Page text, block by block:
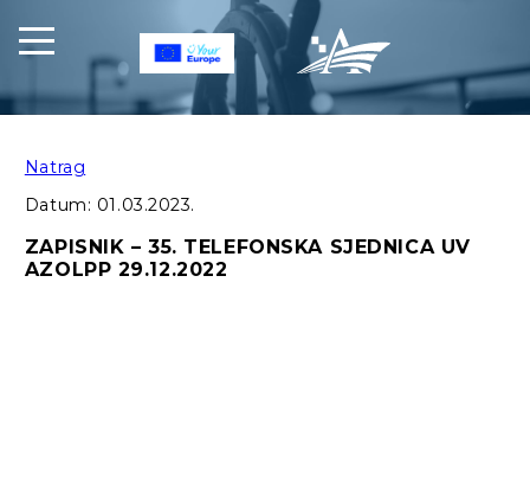
Natrag
Datum: 01.03.2023.
ZAPISNIK – 35. TELEFONSKA SJEDNICA UV
AZOLPP 29.12.2022